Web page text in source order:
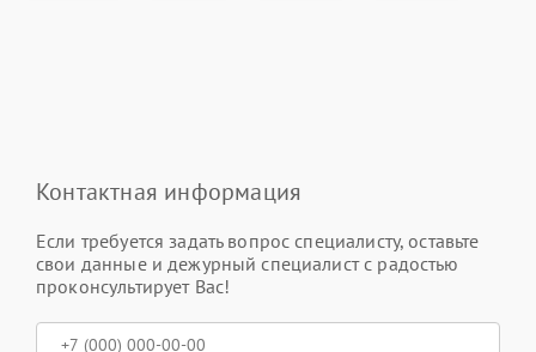
Контактная информация
Если требуется задать вопрос специалисту, оставьте
свои данные и дежурный специалист с радостью
проконсультирует Вас!